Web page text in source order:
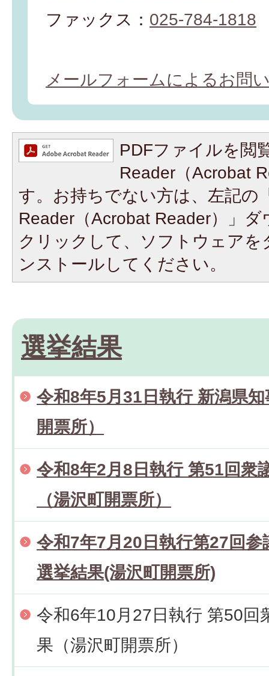
ファックス： 025-784-1818
メールフォームによるお問
PDFファイルを閲
Reader（Acrobat
す。お持ちでない方は、左記の
Reader（Acrobat Reader）」
クリックして、ソフトウェア
ンストールしてください。
選挙結果
令和8年5月31日執行 新潟県
開票所）
令和8年2月8日執行 第51回衆
（湯沢町開票所）
令和7年7月20日執行第27回
選挙結果(湯沢町開票所)
令和6年10月27日執行 第50回
果（湯沢町開票所）